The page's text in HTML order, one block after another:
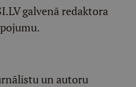
galvenā redaktora
un autoru